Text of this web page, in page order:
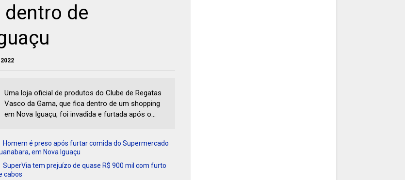
dentro de
Uma loja oficial de produtos do Clube de Regatas
Vasco da Gama, que fica dentro de um shopping
em Nova Iguaçu, foi invadida e furtada após o...
Homem é preso após furtar comida do Supermercado
em Nova Iguaçu
SuperVia tem prejuízo de quase R$ 900 mil com furto
cabos